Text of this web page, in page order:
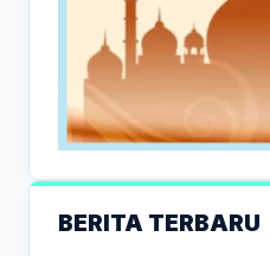
BERITA TERBARU